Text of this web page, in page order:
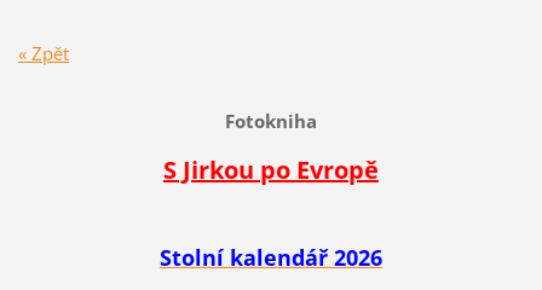
« Zpět
Fotokniha
S Jirkou po Evropě
Stolní kalendář 2026